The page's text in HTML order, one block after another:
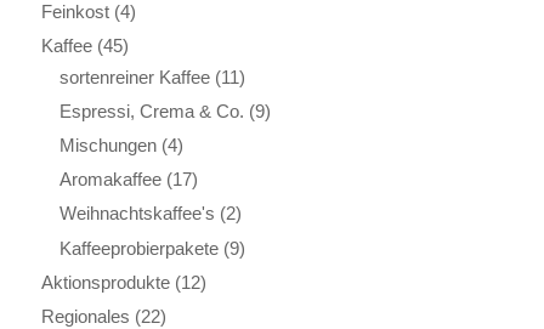
Feinkost (4)
Kaffee (45)
sortenreiner Kaffee (11)
Espressi, Crema & Co. (9)
Mischungen (4)
Aromakaffee (17)
Weihnachtskaffee's (2)
Kaffeeprobierpakete (9)
Aktionsprodukte (12)
Regionales (22)